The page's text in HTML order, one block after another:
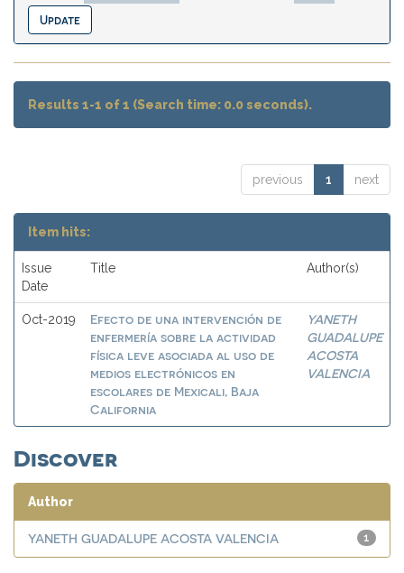
Results 1-1 of 1 (Search time: 0.0 seconds).
previous 1 next
Item hits:
Issue
Date
Title Author(s)
Oct-2019
Efecto de una intervención de
enfermería sobre la actividad
física leve asociada al uso de
medios electrónicos en
escolares de Mexicali, Baja
California
YANETH
GUADALUPE
ACOSTA
VALENCIA
Discover
Author
1
YANETH GUADALUPE ACOSTA VALENCIA